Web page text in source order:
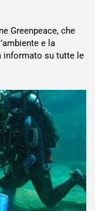
Greenpeace, che
e la
informato su tutte le